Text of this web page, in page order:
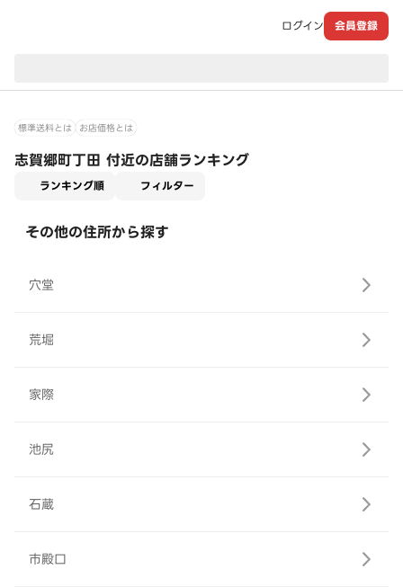
ログイン 会員登録
標準送料とは お店価格とは
志賀郷町丁田 付近の店舗ランキング
ランキング順 フィルター
その他の住所から探す
穴堂
荒堀
家際
池尻
石蔵
市殿口